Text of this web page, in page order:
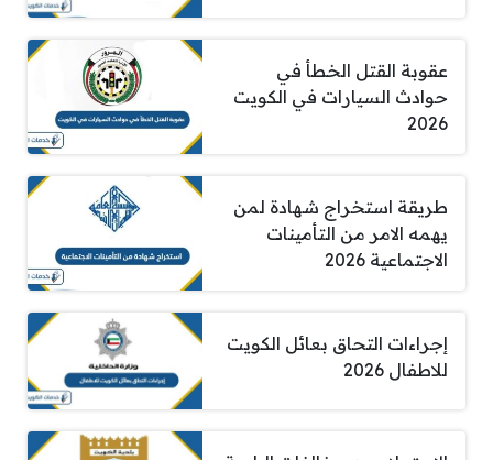
عقوبة القتل الخطأ في
حوادث السيارات في الكويت
2026
طريقة استخراج شهادة لمن
يهمه الامر من التأمينات
الاجتماعية 2026
إجراءات التحاق بعائل الكويت
للاطفال 2026